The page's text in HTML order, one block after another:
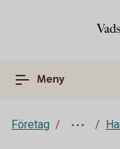
Meny
Företag